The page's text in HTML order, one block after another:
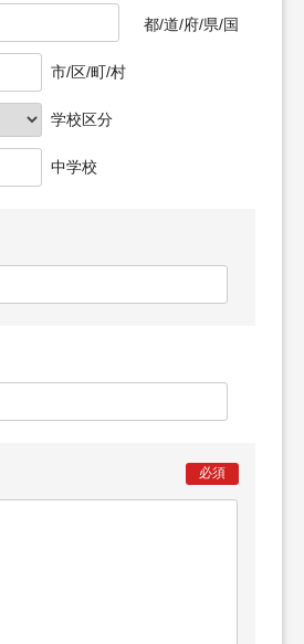
市/区/町/村
学校区分
中学校
必須